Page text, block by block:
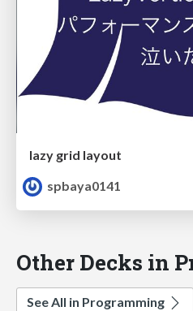
lazy grid layout
spbaya0141
Other Decks in
See All in Programming